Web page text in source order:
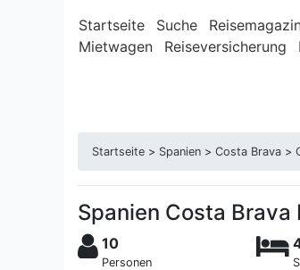
Startseite Suche
Mietwagen
Reiseversicherung
Startseite > Spanien > Costa Brava >
Spanien Costa Brava
10
Personen